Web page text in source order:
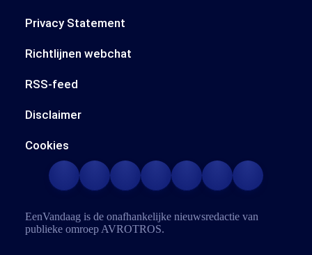
Privacy Statement
Richtlijnen webchat
RSS-feed
Disclaimer
Cookies
EenVandaag is de onafhankelijke nieuwsredactie van
publieke omroep AVROTROS.